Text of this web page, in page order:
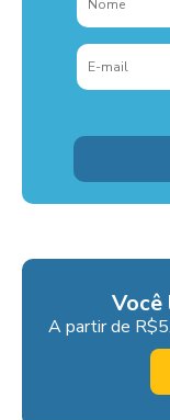
Você
A partir de